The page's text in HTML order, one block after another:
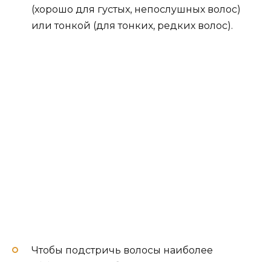
(хорошо для густых, непослушных волос)
или тонкой (для тонких, редких волос).
Чтобы подстричь волосы наиболее